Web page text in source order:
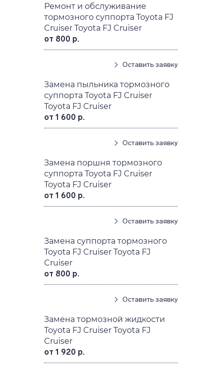
Ремонт и обслуживание
тормозного суппорта Toyota FJ
Cruiser Toyota FJ Cruiser
от 800 р.
Оставить заявку
Замена пыльника тормозного
суппорта Toyota FJ Cruiser
Toyota FJ Cruiser
от 1 600 р.
Оставить заявку
Замена поршня тормозного
суппорта Toyota FJ Cruiser
Toyota FJ Cruiser
от 1 600 р.
Оставить заявку
Замена суппорта тормозного
Toyota FJ Cruiser Toyota FJ
Cruiser
от 800 р.
Оставить заявку
Замена тормозной жидкости
Toyota FJ Cruiser Toyota FJ
Cruiser
от 1 920 р.